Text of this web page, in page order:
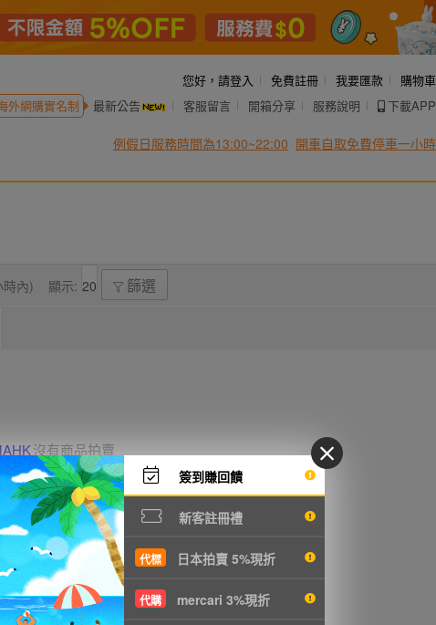
簽到賺回饋
新客註冊禮
代標 日本拍賣 5%現折
代購 mercari 3%現折
您好， 請登入 免費註冊 我要匯款
購物車
外網購實名制 最新公告 客服留言 開箱分享 服務說明 下載APP
例假日服務時間為13:00~22:00 開車自取免費停車一小時
內) 顯示: 篩選
沒有商品拍賣